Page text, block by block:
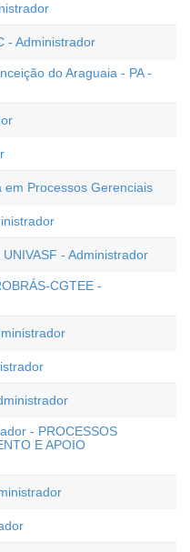
- Administrador
do Araguaia - PA -
em Processos Gerenciais
- Administrador
CGTEE -
- PROCESSOS
E APOIO